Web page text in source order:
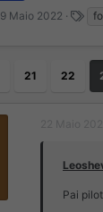
D
9 Maio 2022
s
21 22
Pai